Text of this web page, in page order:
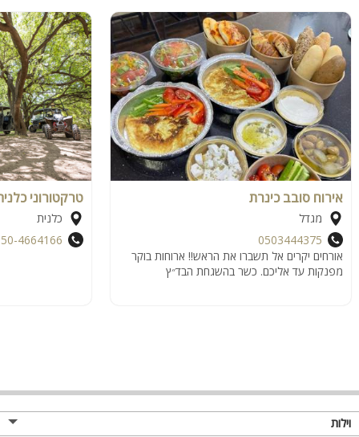
אירוח סובב כינרת
מגדל
0503444375
אורחים יקרים אל תשברו את הראש!! ארוחות בוקר
מפנקות עד אליכם. כשר בהשגחת הבד״ץ
טרקטורוני
כלנית
4664166
וילות